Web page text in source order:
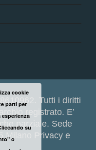
Tutti i diritti
registrato. E’
parziale. Sede
Milano
Privacy e
cookie
parti per
su
o